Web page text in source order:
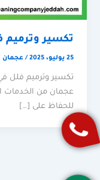
تكسير
25 يوليو، 2025 /عجمان
تكسير وترميم فلل
عجمان من الخدمات
للحفاظ على […]